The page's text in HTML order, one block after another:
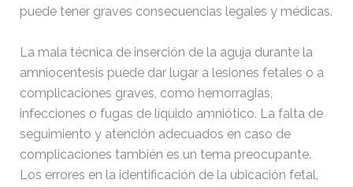
puede tener graves consecuencias legales y médicas.
La mala técnica de inserción de la aguja durante la
amniocentesis puede dar lugar a lesiones fetales o a
complicaciones graves, como hemorragias,
infecciones o fugas de líquido amniótico. La falta de
seguimiento y atención adecuados en caso de
complicaciones también es un tema preocupante.
Los errores en la identificación de la ubicación fetal,